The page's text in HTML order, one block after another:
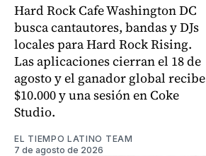
Hard Rock Cafe Washington DC
busca cantautores, bandas y DJs
locales para Hard Rock Rising.
Las aplicaciones cierran el 18 de
agosto y el ganador global recibe
$10.000 y una sesión en Coke
Studio.
EL TIEMPO LATINO TEAM
7 de agosto de 2026